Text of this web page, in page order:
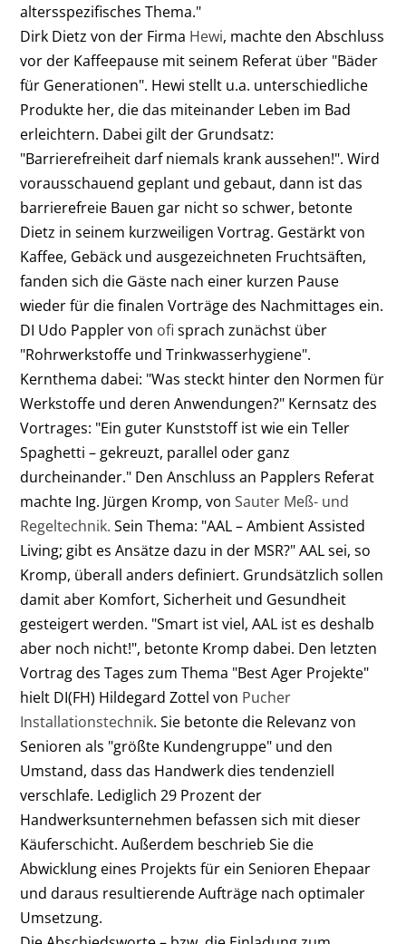
altersspezifisches Thema."
Dirk Dietz von der Firma Hewi, machte den Abschluss
vor der Kaffeepause mit seinem Referat über "Bäder
für Generationen". Hewi stellt u.a. unterschiedliche
Produkte her, die das miteinander Leben im Bad
erleichtern. Dabei gilt der Grundsatz:
"Barrierefreiheit darf niemals krank aussehen!". Wird
vorausschauend geplant und gebaut, dann ist das
barrierefreie Bauen gar nicht so schwer, betonte
Dietz in seinem kurzweiligen Vortrag. Gestärkt von
Kaffee, Gebäck und ausgezeichneten Fruchtsäften,
fanden sich die Gäste nach einer kurzen Pause
wieder für die finalen Vorträge des Nachmittages ein.
DI Udo Pappler von ofi sprach zunächst über
"Rohrwerkstoffe und Trinkwasserhygiene".
Kernthema dabei: "Was steckt hinter den Normen für
Werkstoffe und deren Anwendungen?" Kernsatz des
Vortrages: "Ein guter Kunststoff ist wie ein Teller
Spaghetti – gekreuzt, parallel oder ganz
durcheinander." Den Anschluss an Papplers Referat
machte Ing. Jürgen Kromp, vonSauter Meß- und
Regeltechnik.Sein Thema: "AAL – Ambient Assisted
Living; gibt es Ansätze dazu in der MSR?" AAL sei, so
Kromp, überall anders definiert. Grundsätzlich sollen
damit aber Komfort, Sicherheit und Gesundheit
gesteigert werden. "Smart ist viel, AAL ist es deshalb
aber noch nicht!", betonte Kromp dabei. Den letzten
Vortrag des Tages zum Thema "Best Ager Projekte"
hielt DI(FH) Hildegard Zottel von Pucher
Installationstechnik. Sie betonte die Relevanz von
Senioren als "größte Kundengruppe" und den
Umstand, dass das Handwerk dies tendenziell
verschlafe. Lediglich 29 Prozent der
Handwerksunternehmen befassen sich mit dieser
Käuferschicht. Außerdem beschrieb Sie die
Abwicklung eines Projekts für ein Senioren Ehepaar
und daraus resultierende Aufträge nach optimaler
Umsetzung.